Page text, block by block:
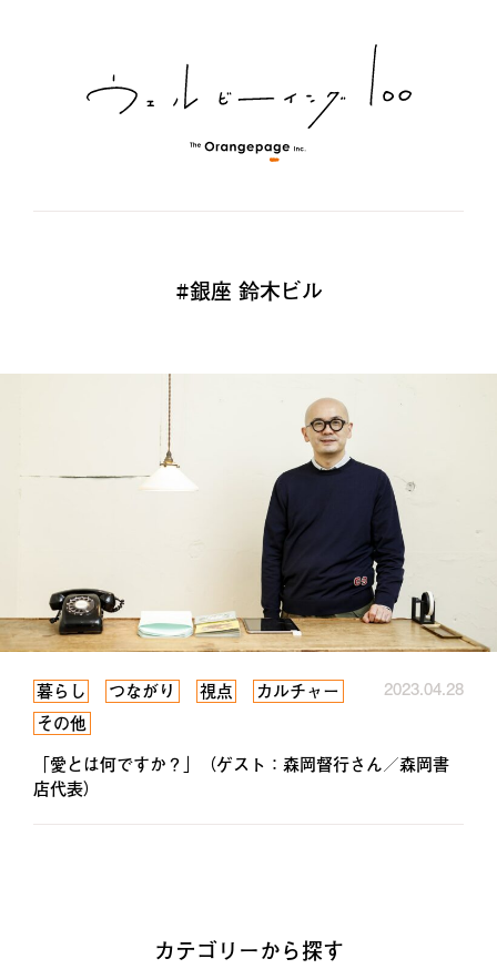
#銀座 鈴木ビル
暮らし つながり 視点
カルチャー
その他
2023.04.28
「愛とは何ですか？」（ゲスト：森岡督行さん／森岡書
店代表）
カテゴリーから探す